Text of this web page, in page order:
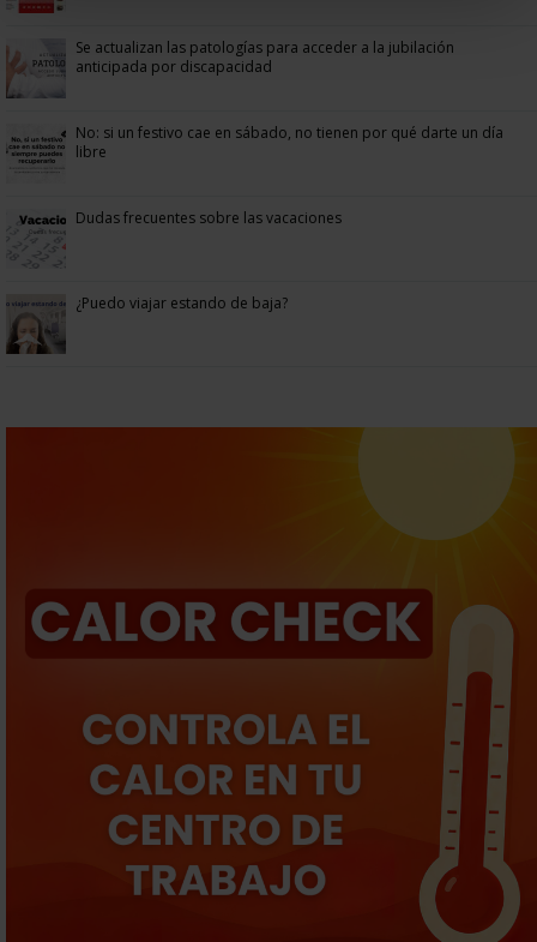
Se actualizan las patologías para acceder a la jubilación
anticipada por discapacidad
No: si un festivo cae en sábado, no tienen por qué darte un día
libre
Dudas frecuentes sobre las vacaciones
¿Puedo viajar estando de baja?